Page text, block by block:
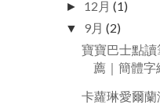
► 12月 (1)
▼ 9月 (2)
寶寶巴士點
薦｜簡體字
卡蘿琳愛爾